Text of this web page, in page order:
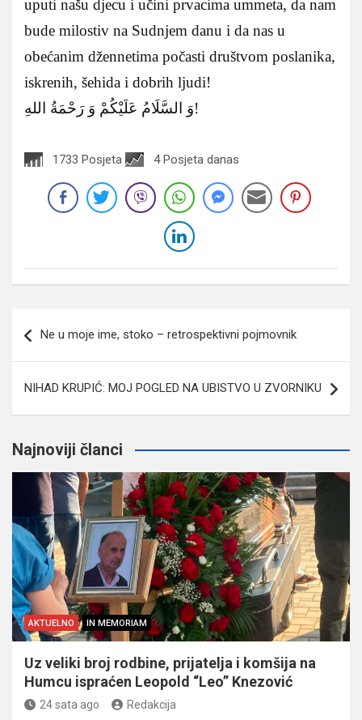
uputi našu djecu i učini prvacima ummeta, da nam
bude milostiv na Sudnjem danu i da nas u
obećanim džennetima počasti društvom poslanika,
iskrenih, šehida i dobrih ljudi!
وَ السَّلَامُ عَلَيْكُمْ وَ رَحْمَةُ اللهِ!
1733 Posjeta 4 Posjeta danas
članaka
Ne u moje ime, stoko – retrospektivni pojmovnik
NIHAD KRUPIĆ: MOJ POGLED NA UBISTVO U ZVORNIKU
Najnoviji članci
AKTUELNO IN MEMORIAM
Uz veliki broj rodbine, prijatelja i komšija na
Humcu ispraćen Leopold “Leo” Knezović
24 sata ago Redakcija